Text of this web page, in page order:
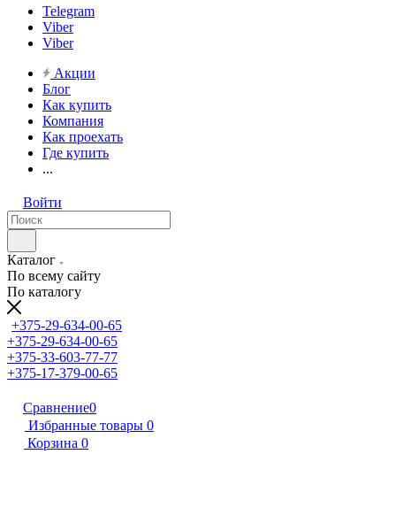
Telegram
Viber
Viber
Акции
Блог
Как купить
Компания
Как проехать
Где купить
...
Войти
Каталог
По всему сайту
По каталогу
+375-29-634-00-65
+375-29-634-00-65
+375-33-603-77-77
+375-17-379-00-65
Сравнение0
Избранные товары 0
Корзина 0